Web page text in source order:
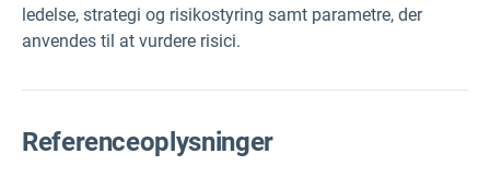
ledelse, strategi og risikostyring samt parametre, der
anvendes til at vurdere risici.
Referenceoplysninger